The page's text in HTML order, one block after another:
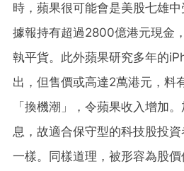
時，蘋果很可能會是美股七雄
據報持有超過2800億港元現金
執平貨。此外蘋果研究多年的
出，但售價或高達2萬港元，料
「換機潮」，令蘋果收入增加
息，故適合保守型的科技股投
一樣。同樣道理，被形容為股